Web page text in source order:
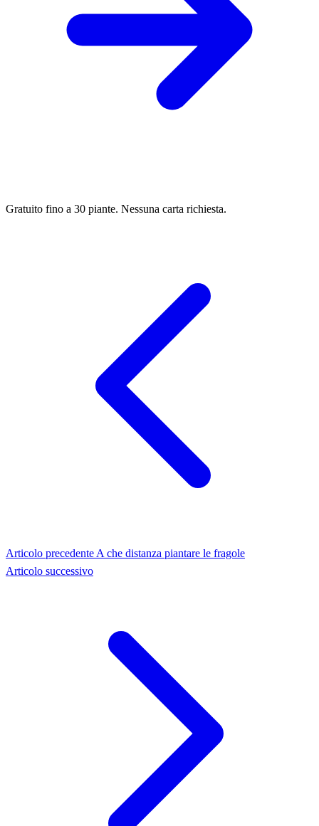
Gratuito fino a 30 piante. Nessuna carta richiesta.
Articolo precedente A che distanza piantare le fragole
Articolo successivo